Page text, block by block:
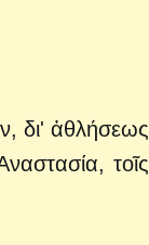
δι' ἀθλήσεως
τοῖς